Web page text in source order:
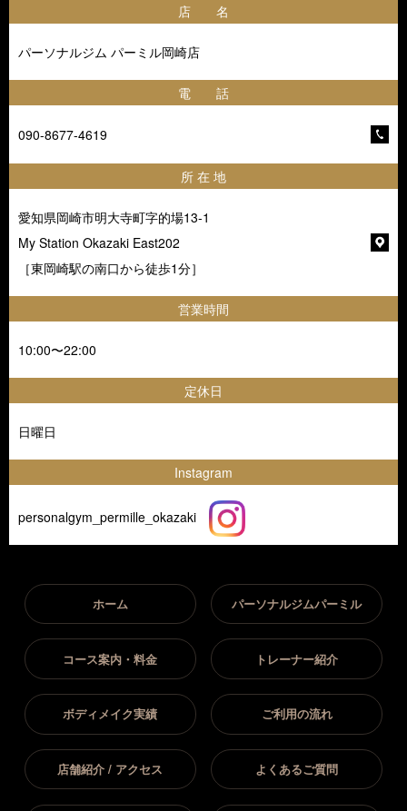
店 名
パーソナルジム パーミル岡崎店
電 話
090-8677-4619
所 在 地
愛知県岡崎市明大寺町字的場13-1
My Station Okazaki East202
［東岡崎駅の南口から徒歩1分］
営業時間
10:00〜22:00
定休日
日曜日
Instagram
personalgym_permille_okazaki
ホーム パーソナルジムパーミル
コース案内・料金 トレーナー紹介
ボディメイク実績 ご利用の流れ
店舗紹介 / アクセス よくあるご質問